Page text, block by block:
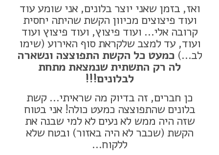
ואז, בזמן שאני יוצר בלונים, אני שומע עוד
ועוד פיצוצים מכיוון הקשת שהיתה יחסית
קרובה אלי… ועוד פיצוץ, ועוד פיצוץ ועוד
ועוד, עד למצב שלקראת סוף האירוע (שימו
לב…) כמעט כל הקשת התפוצצה ונשארה
לה רק התשתית שנמצאת מתחת
לבלונים!!!
כן חברים, זה בדיוק מה שראיתי… קשת
בלונים שהתפוצצה כמעט כולה! אני בטוח
שזה היה ממש לא נעים לא למי שבנה את
הקשת (שכבר לא היה באזור) ובטח שלא
ללקוח…